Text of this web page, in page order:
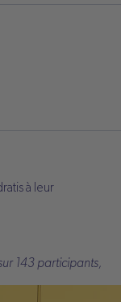
à leur
143 participants,